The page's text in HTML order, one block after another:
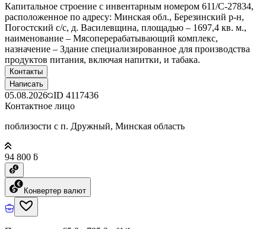
Капитальное строение с инвентарным номером 611/C-27834,
расположенное по адресу: Минская обл., Березинский р-н,
Погостский с/с, д. Василевщина, площадью – 1697,4 кв. м.,
наименование – Мясоперерабатывающий комплекс,
назначение – Здание специализированное для производства
продуктов питания, включая напитки, и табака.
Контакты
Написать
05.08.2026 ID 4117436
Контактное лицо
поблизости с п. Дружный, Минская область
94 800 ƃ
Конвертер валют